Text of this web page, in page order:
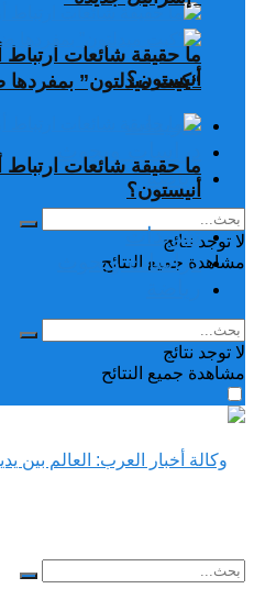
ما حقيقة شائعات ارتباط
أنيستون؟
تغريدات
دراسات وبحوث
رياضة
لا توجد نتائج
مشاهدة جميع النتائح
“كيت ميدلتون”
ما حقيقة شائعات ارتباط
أنيستون؟
تغريدات
دراسات وبحوث
لا توجد نتائج
مشاهدة جميع النتائح